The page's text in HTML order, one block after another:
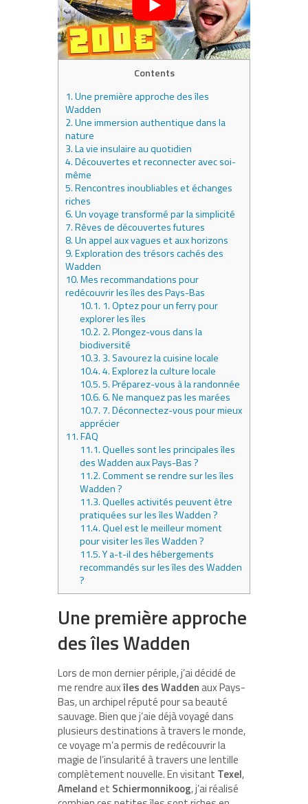
Contents
1.Une première approche des îles
Wadden
2.Une immersion authentique dans la
nature
3.La vie insulaire au quotidien
4.Découvertes et reconnecter avec soi-
même
5.Rencontres inoubliables et échanges
riches
6.Un voyage transformé par la simplicité
7.Rêves de découvertes futures
8.Un appel aux vagues et aux horizons
9.Exploration des trésors cachés des
Wadden
10.Mes recommandations pour
redécouvrir les îles des Pays-Bas
10.1. 1. Optez pour un ferry pour
explorer les îles
10.2. 2. Plongez-vous dans la
biodiversité
10.3. 3. Savourez la cuisine locale
10.4.4. Explorez la culture locale
10.5.5. Préparez-vous à la randonnée
10.6.6. Ne manquez pas les marées
10.7. 7. Déconnectez-vous pour mieux
apprécier
11.FAQ
11.1.Quelles sont les principales îles
des Wadden aux Pays-Bas ?
11.2.Comment se rendre sur les îles
Wadden ?
11.3.Quelles activités peuvent être
pratiquées sur les îles Wadden ?
11.4.Quel est le meilleur moment
pour visiter les îles Wadden ?
11.5.Y a-t-il des hébergements
recommandés sur les îles des Wadden
?
Une première approche
des îles Wadden
Lors de mon dernier périple, j’ai décidé de
me rendre auxîles des Wadden aux Pays-
Bas, un archipel réputé pour sa beauté
sauvage. Bien que j’aie déjà voyagé dans
plusieurs destinations à travers le monde,
ce voyage m’a permis de redécouvrir la
magie de l’insularité à travers une lentille
complètement nouvelle. En visitant Texel,
Amelandet Schiermonnikoog, j’ai réalisé